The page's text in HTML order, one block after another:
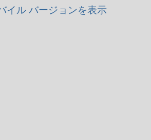
イル バージョンを表示